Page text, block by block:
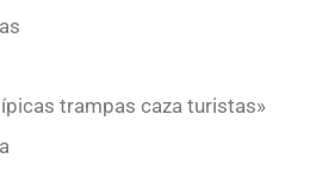
trampas caza turistas»